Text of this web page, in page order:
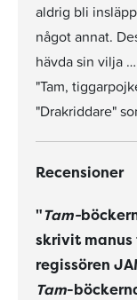
aldrig bli
något annat.
hävda sin vilja …
"Tam,
"Drakriddare"
Recensioner
"Tam-
skrivit
regissören
Tam-